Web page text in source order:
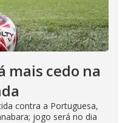
mais cedo na
contra a Portuguesa,
jogo será no dia